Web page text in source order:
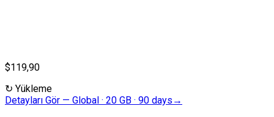
$119,90
↻ Yükleme
Detayları Gör — Global · 20 GB · 90 days →